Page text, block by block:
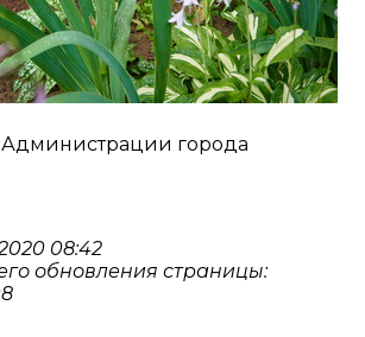
города
08:42
обновления страницы: